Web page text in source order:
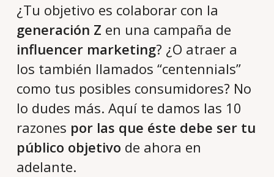
¿Tu objetivo es colaborar con la
generación Z en una campaña de
influencer marketing? ¿O atraer a
los también llamados “centennials”
como tus posibles consumidores? No
lo dudes más. Aquí te damos las 10
razones por las que éste debe ser tu
público objetivo de ahora en
adelante.